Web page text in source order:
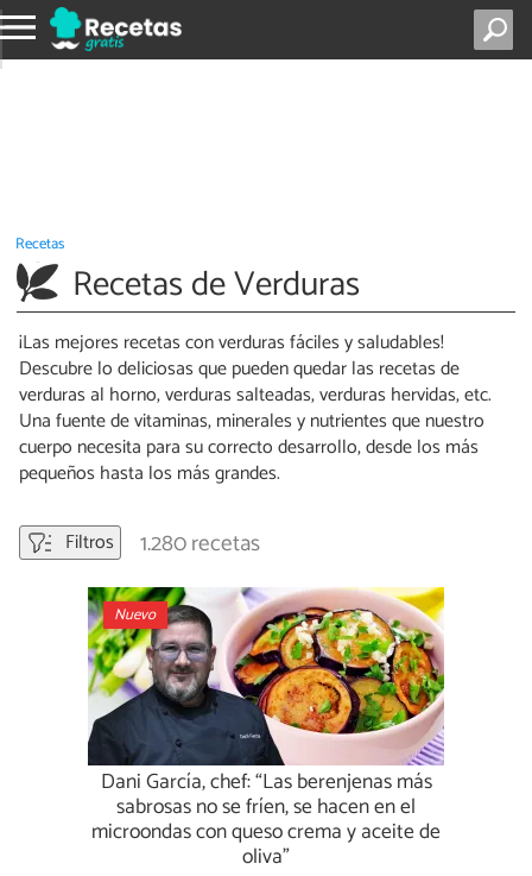
Recetas
Recetas de Verduras
¡Las mejores recetas con verduras fáciles y saludables!
Descubre lo deliciosas que pueden quedar las recetas de
verduras al horno, verduras salteadas, verduras hervidas, etc.
Una fuente de vitaminas, minerales y nutrientes que nuestro
cuerpo necesita para su correcto desarrollo, desde los más
pequeños hasta los más grandes.
Filtros 1.280 recetas
Nuevo
Dani García, chef: “Las berenjenas más
sabrosas no se fríen, se hacen en el
microondas con queso crema y aceite de
oliva”